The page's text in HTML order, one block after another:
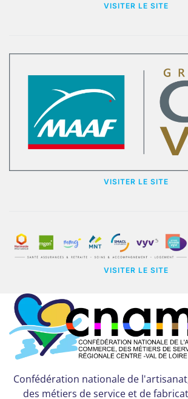
VISITER LE SITE
VISITER LE SITE
VISITER LE SITE
Confédération nationale de
des métiers de service et de